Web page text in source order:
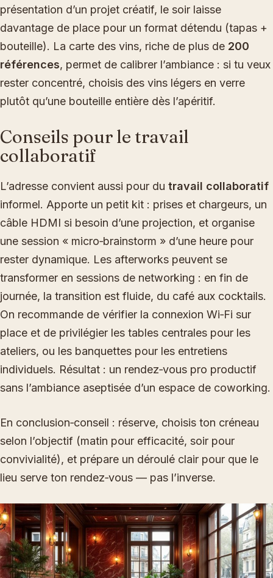
présentation d’un projet créatif, le soir laisse
davantage de place pour un format détendu (tapas +
bouteille). La carte des vins, riche de plus de 200
références, permet de calibrer l’ambiance : si tu veux
rester concentré, choisis des vins légers en verre
plutôt qu’une bouteille entière dès l’apéritif.
Conseils pour le travail
collaboratif
L’adresse convient aussi pour du travail collaboratif
informel. Apporte un petit kit : prises et chargeurs, un
câble HDMI si besoin d’une projection, et organise
une session « micro‑brainstorm » d’une heure pour
rester dynamique. Les afterworks peuvent se
transformer en sessions de networking : en fin de
journée, la transition est fluide, du café aux cocktails.
On recommande de vérifier la connexion Wi‑Fi sur
place et de privilégier les tables centrales pour les
ateliers, ou les banquettes pour les entretiens
individuels. Résultat : un rendez‑vous pro productif
sans l’ambiance aseptisée d’un espace de coworking.
En conclusion‑conseil : réserve, choisis ton créneau
selon l’objectif (matin pour efficacité, soir pour
convivialité), et prépare un déroulé clair pour que le
lieu serve ton rendez‑vous — pas l’inverse.